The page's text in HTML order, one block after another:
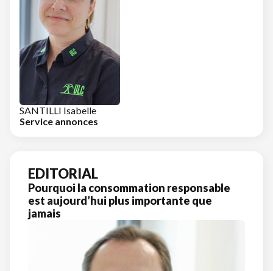
SANTILLI Isabelle
Service annonces
EDITORIAL
Pourquoi la consommation responsable
est aujourd’hui plus importante que
jamais